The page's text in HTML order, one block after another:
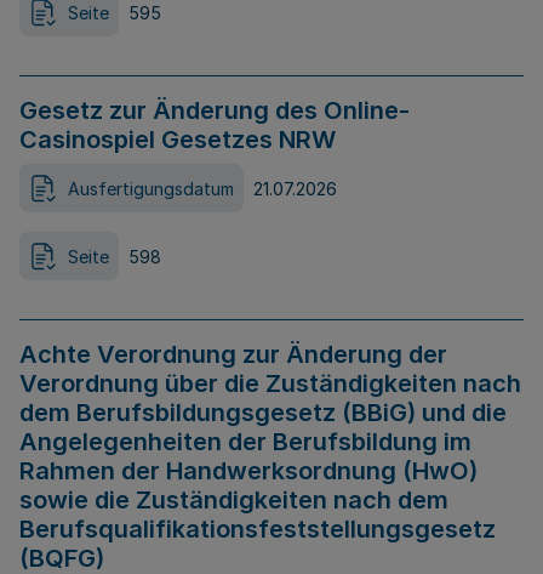
Seite 595
Gesetz zur Änderung des Online-
Casinospiel Gesetzes NRW
Ausfertigungsdatum 21.07.2026
Seite 598
Achte Verordnung zur Änderung der
Verordnung über die Zuständigkeiten nach
dem Berufsbildungsgesetz (BBiG) und die
Angelegenheiten der Berufsbildung im
Rahmen der Handwerksordnung (HwO)
sowie die Zuständigkeiten nach dem
Berufsqualifikationsfeststellungsgesetz
(BQFG)